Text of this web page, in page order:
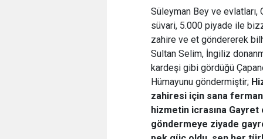
Süleyman Bey ve evlatları,
süvari, 5.000 piyade ile
zahire ve et göndererek
Sultan Selim, İngiliz
kardeşi gibi gördüğü
Hümayunu göndermiştir;
zahiresi için sana
hizmetin icrasına Gayret
göndermeye ziyade